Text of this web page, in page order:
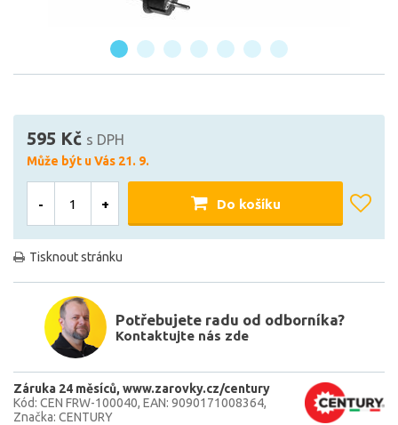
595 Kč s DPH
Může být u Vás 21. 9.
- + Do košíku
Tisknout stránku
Potřebujete radu od odborníka?
Kontaktujte nás zde
Záruka 24 měsíců www.zarovky.cz/century
Kód: CEN FRW-100040 EAN: 9090171008364
Značka: CENTURY